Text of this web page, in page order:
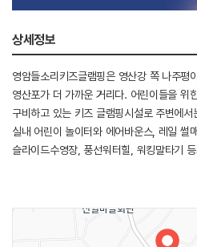
상세정보
영암들소리키즈글램핑은 영산강 쪽 나주평
영산포가 더 가까운 거리다. 어린이들을 위
구비하고 있는 키즈 글램핑시설로 주변에
실내 어린이 놀이터와 에어바운스, 레일 썰
슬라이드수영장, 풍선워터힐, 워킹말타기
나주평야를 중심으로 영산강 유역에서 불리